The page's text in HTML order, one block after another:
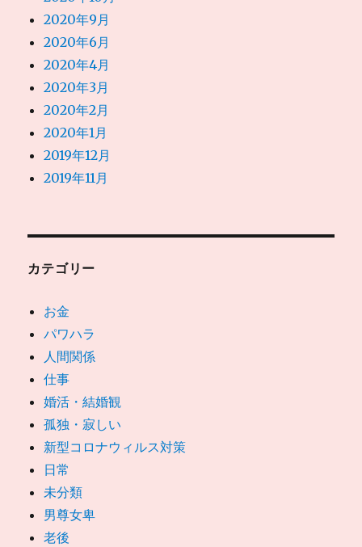
2020年9月
2020年6月
2020年4月
2020年3月
2020年2月
2020年1月
2019年12月
2019年11月
カテゴリー
お金
パワハラ
人間関係
仕事
婚活・結婚観
孤独・寂しい
新型コロナウィルス対策
日常
未分類
男尊女卑
老後